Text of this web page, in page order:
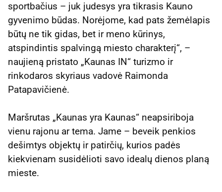
sportbačius – juk judesys yra tikrasis Kauno
gyvenimo būdas. Norėjome, kad pats žemėlapis
būtų ne tik gidas, bet ir meno kūrinys,
atspindintis spalvingą miesto charakterį“, –
naujieną pristato „Kaunas IN“ turizmo ir
rinkodaros skyriaus vadovė Raimonda
Patapavičienė.
Maršrutas „Kaunas yra Kaunas“ neapsiriboja
vienu rajonu ar tema. Jame – beveik penkios
dešimtys objektų ir patirčių, kurios padės
kiekvienam susidėlioti savo idealų dienos planą
mieste.